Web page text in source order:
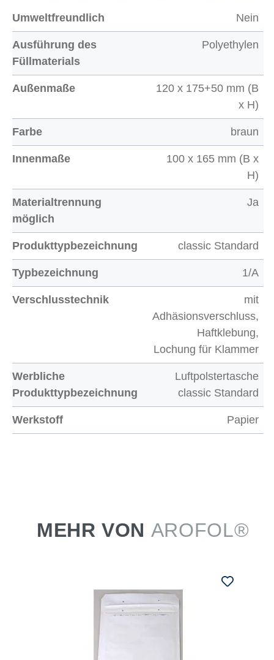
Umweltfreundlich Nein
Ausführung des
Füllmaterials
Polyethylen
Außenmaße
120 x 175+50 mm (B
x H)
Farbe braun
Innenmaße
100 x 165 mm (B x
H)
Materialtrennung
möglich
Ja
Produkttypbezeichnung classic Standard
Typbezeichnung 1/A
Verschlusstechnik
mit
Adhäsionsverschluss,
Haftklebung,
Lochung für Klammer
Werbliche
Produkttypbezeichnung
Luftpolstertasche
classic Standard
Werkstoff Papier
MEHR VON AROFOL®